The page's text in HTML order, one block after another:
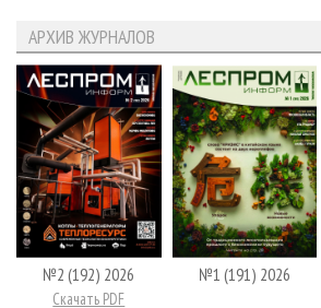
АРХИВ ЖУРНАЛОВ
№2 (192) 2026
Скачать PDF
№1 (191) 2026